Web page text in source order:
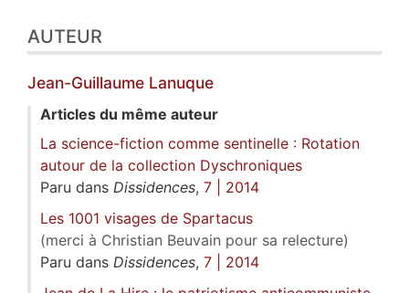
AUTEUR
Jean-Guillaume Lanuque
Articles du même auteur
La science-fiction comme sentinelle : Rotation
autour de la collection Dyschroniques
Paru dans Dissidences, 7 | 2014
Les 1001 visages de Spartacus
(merci à Christian Beuvain pour sa relecture)
Paru dans Dissidences, 7 | 2014